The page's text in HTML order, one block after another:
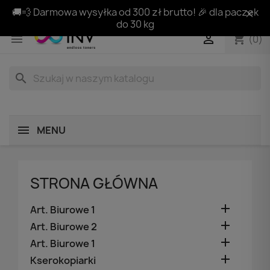
🚚💨 Darmowa wysyłka od 300 zł brutto! 🎉 dla paczek
do 30 kg
 shopping_cart(0)

search
MENU
STRONA GŁÓWNA
Art. Biurowe 1 
Art. Biurowe 2 
Art. Biurowe 1 
Kserokopiarki 